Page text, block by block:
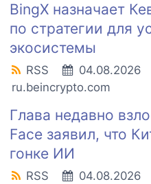
BingX назначает
по стратегии для
экосистемы
RSS 04.08.2026
ru.beincrypto.com
Глава недавно
Face заявил, что
гонке ИИ
RSS 04.08.2026